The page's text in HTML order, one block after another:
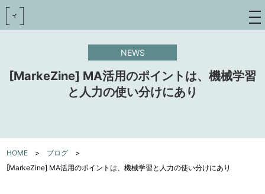
toggle
NEWS
[MarkeZine] MA活用のポイントは、機械学習
と人力の使い分けにあり
HOME > ブログ >
[MarkeZine] MA活用のポイントは、機械学習と人力の使い分けにあり